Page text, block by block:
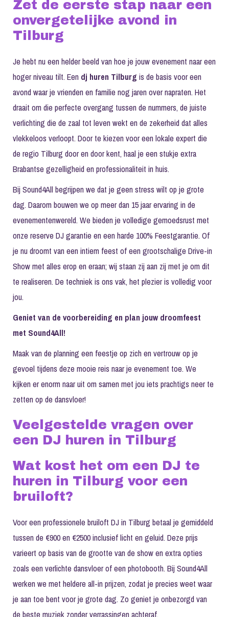
Zet de eerste stap naar een
onvergetelijke avond in
Tilburg
Je hebt nu een helder beeld van hoe je jouw evenement naar een
hoger niveau tilt. Een dj huren Tilburg is de basis voor een
avond waar je vrienden en familie nog jaren over napraten. Het
draait om die perfecte overgang tussen de nummers, de juiste
verlichting die de zaal tot leven wekt en de zekerheid dat alles
vlekkeloos verloopt. Door te kiezen voor een lokale expert die
de regio Tilburg door en door kent, haal je een stukje extra
Brabantse gezelligheid en professionaliteit in huis.
Bij Sound4All begrijpen we dat je geen stress wilt op je grote
dag. Daarom bouwen we op meer dan 15 jaar ervaring in de
evenementenwereld. We bieden je volledige gemoedsrust met
onze reserve DJ garantie en een harde 100% Feestgarantie. Of
je nu droomt van een intiem feest of een grootschalige Drive-in
Show met alles erop en eraan; wij staan zij aan zij met je om dit
te realiseren. De techniek is ons vak, het plezier is volledig voor
jou.
Geniet van de voorbereiding en plan jouw droomfeest
met Sound4All!
Maak van de planning een feestje op zich en vertrouw op je
gevoel tijdens deze mooie reis naar je evenement toe. We
kijken er enorm naar uit om samen met jou iets prachtigs neer te
zetten op de dansvloer!
Veelgestelde vragen over
een DJ huren in Tilburg
Wat kost het om een DJ te
huren in Tilburg voor een
bruiloft?
Voor een professionele bruiloft DJ in Tilburg betaal je gemiddeld
tussen de €900 en €2500 inclusief licht en geluid. Deze prijs
varieert op basis van de grootte van de show en extra opties
zoals een verlichte dansvloer of een photobooth. Bij Sound4All
werken we met heldere all-in prijzen, zodat je precies weet waar
je aan toe bent voor je grote dag. Zo geniet je onbezorgd van
de beste muziek zonder verrassingen achteraf.